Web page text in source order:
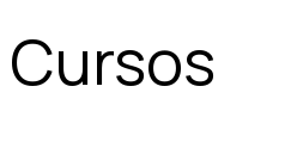
Cursos